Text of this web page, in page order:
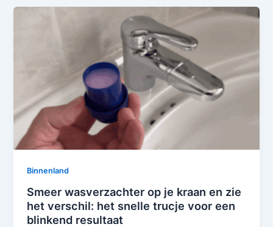
Binnenland
Smeer wasverzachter op je kraan en zie
het verschil: het snelle trucje voor een
blinkend resultaat